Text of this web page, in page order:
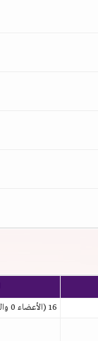
16 (الأعضاء 0 والزوار 16)